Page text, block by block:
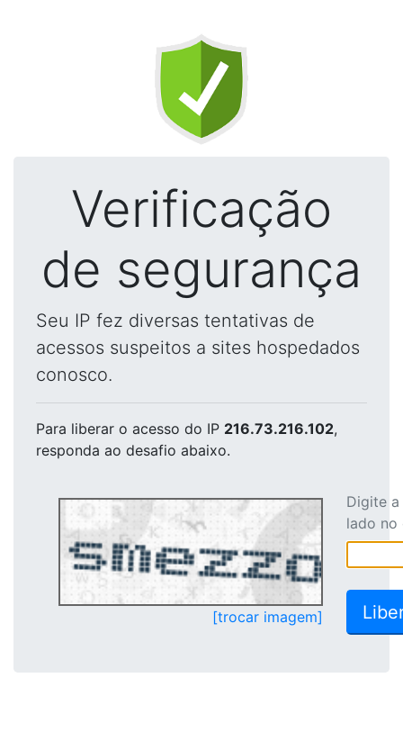
Verificação
de segurança
Seu IP fez diversas tentativas de
acessos suspeitos a sites hospedados
conosco.
Para liberar o acesso do IP 216.73.216.102,
responda ao desafio abaixo.
[trocar imagem]
Digite
lado no